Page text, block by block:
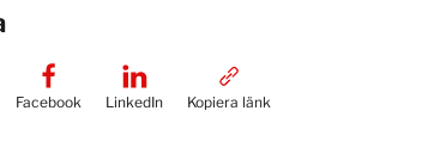
Facebook LinkedIn Kopiera länk